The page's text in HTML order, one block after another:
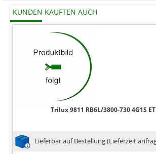
KUNDEN KAUFTEN AUCH
Trilux 9811 RB6L/3800-730 4G1S
Lieferbar auf Bestellung (Lieferzeit